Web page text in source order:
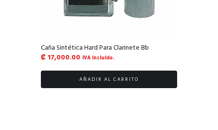
Caña Sintética Hard Para Clarinete Bb
₡17,000.00 IVA incluído.
AÑADIR AL CARRITO